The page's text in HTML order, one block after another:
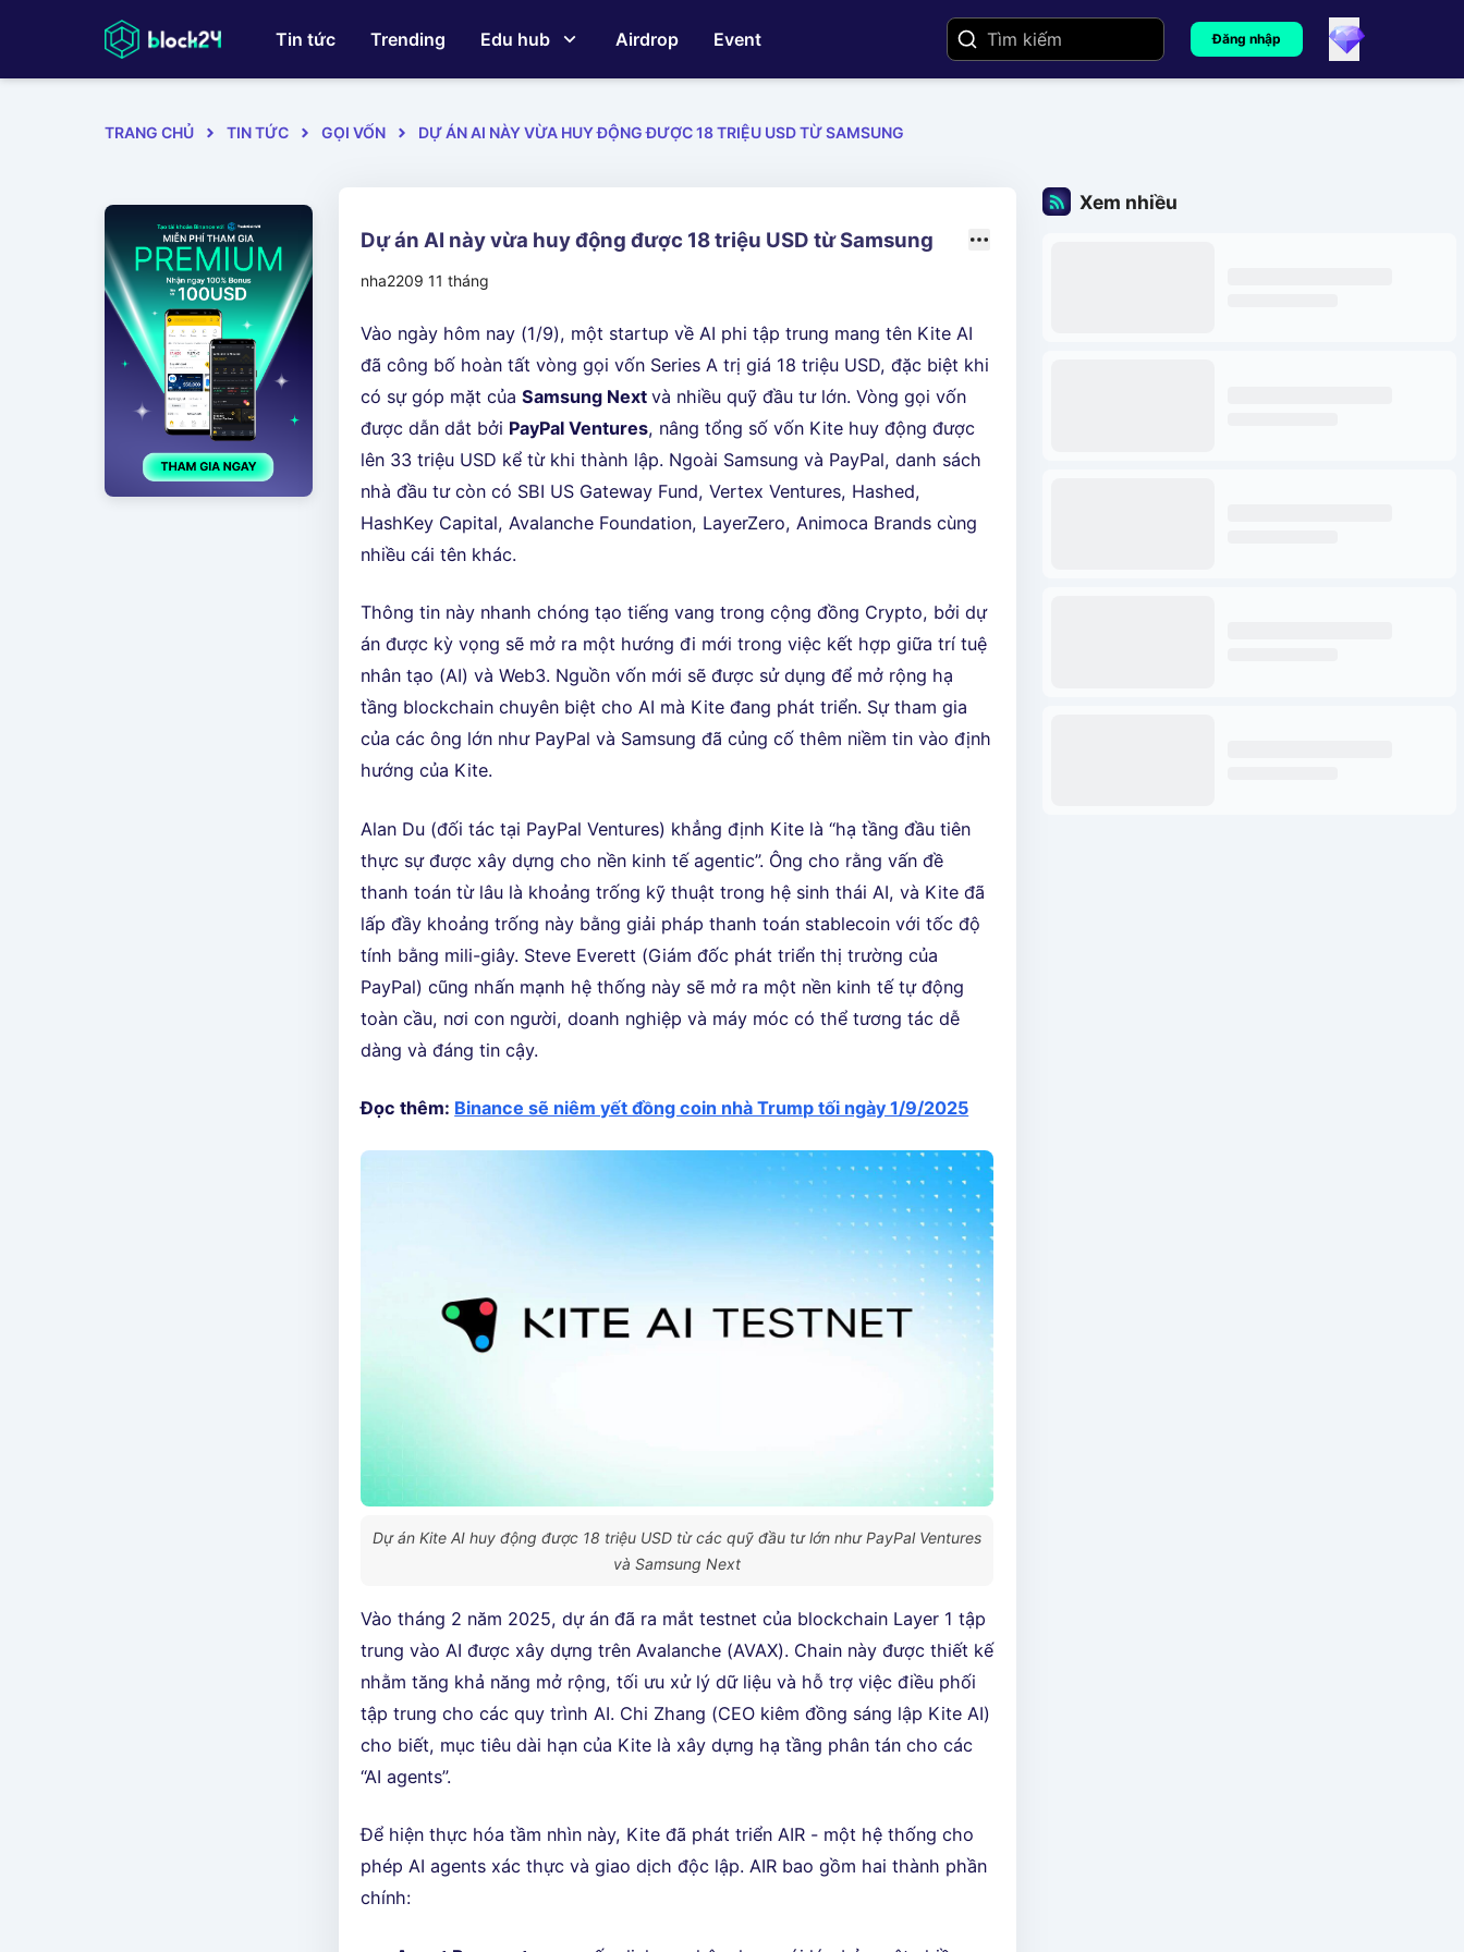
Tin tức Trending Edu hub Airdrop Event Đăng nhập
TRANG CHỦ TIN TỨC GỌI VỐN DỰ ÁN AI NÀY VỪA HUY ĐỘNG ĐƯỢC 18 TRIỆU USD TỪ SAMSUNG
Dự án AI này vừa huy động được 18 triệu USD từ Samsung
nha2209 11 tháng
Vào ngày hôm nay (1/9), một startup về AI phi tập trung mang tên Kite AI
đã công bố hoàn tất vòng gọi vốn Series A trị giá 18 triệu USD, đặc biệt khi
có sự góp mặt củaSamsung Nextvà nhiều quỹ đầu tư lớn. Vòng gọi vốn
được dẫn dắt bởi PayPal Ventures, nâng tổng số vốn Kite huy động được
lên 33 triệu USD kể từ khi thành lập. Ngoài Samsung và PayPal, danh sách
nhà đầu tư còn có SBI US Gateway Fund, Vertex Ventures, Hashed,
HashKey Capital, Avalanche Foundation, LayerZero, Animoca Brands cùng
nhiều cái tên khác.
Thông tin này nhanh chóng tạo tiếng vang trong cộng đồng Crypto, bởi dự
án được kỳ vọng sẽ mở ra một hướng đi mới trong việc kết hợp giữa trí tuệ
nhân tạo (AI) và Web3. Nguồn vốn mới sẽ được sử dụng để mở rộng hạ
tầng blockchain chuyên biệt cho AI mà Kite đang phát triển. Sự tham gia
của các ông lớn như PayPal và Samsung đã củng cố thêm niềm tin vào định
hướng của Kite.
Alan Du (đối tác tại PayPal Ventures) khẳng định Kite là “hạ tầng đầu tiên
thực sự được xây dựng cho nền kinh tế agentic”. Ông cho rằng vấn đề
thanh toán từ lâu là khoảng trống kỹ thuật trong hệ sinh thái AI, và Kite đã
lấp đầy khoảng trống này bằng giải pháp thanh toán stablecoin với tốc độ
tính bằng mili-giây. Steve Everett (Giám đốc phát triển thị trường của
PayPal) cũng nhấn mạnh hệ thống này sẽ mở ra một nền kinh tế tự động
toàn cầu, nơi con người, doanh nghiệp và máy móc có thể tương tác dễ
dàng và đáng tin cậy.
Đọc thêm: Binance sẽ niêm yết đồng coin nhà Trump tối ngày 1/9/2025
Dự án Kite AI huy động được 18 triệu USD từ các quỹ đầu tư lớn như PayPal Ventures
và Samsung Next
Vào tháng 2 năm 2025, dự án đã ra mắt testnet của blockchain Layer 1 tập
trung vào AI được xây dựng trên Avalanche (AVAX). Chain này được thiết kế
nhằm tăng khả năng mở rộng, tối ưu xử lý dữ liệu và hỗ trợ việc điều phối
tập trung cho các quy trình AI. Chi Zhang (CEO kiêm đồng sáng lập Kite AI)
cho biết, mục tiêu dài hạn của Kite là xây dựng hạ tầng phân tán cho các
“AI agents”.
Để hiện thực hóa tầm nhìn này, Kite đã phát triển AIR - một hệ thống cho
phép AI agents xác thực và giao dịch độc lập. AIR bao gồm hai thành phần
chính:
Xem nhiều